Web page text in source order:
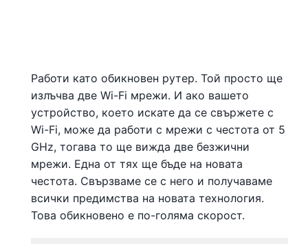
Работи като обикновен рутер. Той просто ще
излъчва две Wi-Fi мрежи. И ако вашето
устройство, което искате да се свържете с
Wi-Fi, може да работи с мрежи с честота от 5
GHz, тогава то ще вижда две безжични
мрежи. Една от тях ще бъде на новата
честота. Свързваме се с него и получаваме
всички предимства на новата технология.
Това обикновено е по-голяма скорост.